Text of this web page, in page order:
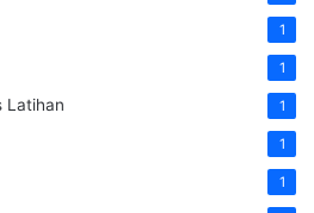
1
1
Latihan 1
1
1